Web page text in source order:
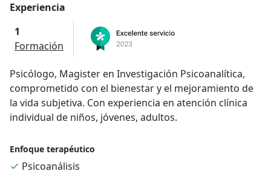
Experiencia
1
Formación
Psicólogo, Magister en Investigación Psicoanalítica,
comprometido con el bienestar y el mejoramiento de
la vida subjetiva. Con experiencia en atención clínica
individual de niños, jóvenes, adultos.
Enfoque terapéutico
Psicoanálisis